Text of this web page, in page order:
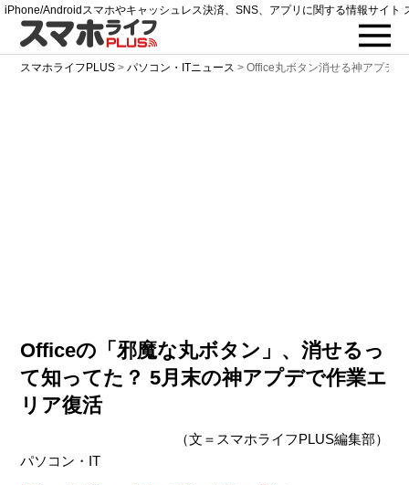
iPhone/Androidスマホやキャッシュレス決済、SNS、アプリに関する情報サイト
スマホライフPLUS >パソコン・ITニュース >Office丸ボタン消せる神アプデ
Officeの「邪魔な丸ボタン」、消せるっ
て知ってた？ 5月末の神アプデで作業エ
リア復活
（文＝スマホライフPLUS編集部）
パソコン・IT